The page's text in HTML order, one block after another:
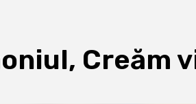
Creăm